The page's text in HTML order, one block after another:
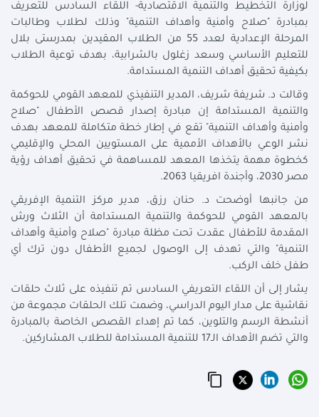
لوزارة التخطيط والتنمية الاقتصادية- اللقاء السادس للتعريف
بمبادرة "صلاح وأمنية وأهداف التنمية" وذلك لطلاب وطالبات
المرحلة الإعدادية لعدد 55 من الطلاب المقيدين بمدرستى بلال
للتعليم الأساسي وسعد زغلول بالشرابية، بهدف توعية الطلاب
بكيفية تحقيق أهداف التنمية المستدامة.
وقالت د. شريفة شريف، المدير التنفيذي للمعهد القومي للحوكمة
والتنمية المستدامة إن مبادرة إصدار قصص الأطفال "صلاح
وأمنية وأهداف التنمية" تقع في إطار خطة متكاملة للمعهد بهدف
نشر الوعي بالأهداف الأممية على المستويين المحلي والإقليمي
كخطوة مهمة يتخذها المعهد للمساهمة في تحقيق أهداف رؤية
مصر 2030، وأجندة افريقيا 2063.
من جانبها أوضحت د. حنان رزق، مدير مركز التنمية الإفريقي
بالمعهد القومي للحوكمة والتنمية المستدامة أن الثلاث ورش
المقدمة للأطفال عقدت تحت مظلة مبادرة "صلاح وأمنية وأهداف
التنمية" والتي تهدف إلى الوصول لجميع الأطفال دون ترك أي
طفل خلف الركب.
يشار إلى أن اللقاء التعريفي السادس تم تنفيذه على ثلاث حلقات
نقاشية على مدار اليوم الدراسي، وضمت تلك الحلقات مجموعة من
أنشطة الرسم والتلوين، كما تم إهداء القصص الخاصة بالمبادرة
والتي تضم الأهداف الـ17 للتنمية المستدامة للطلاب المشاركين.